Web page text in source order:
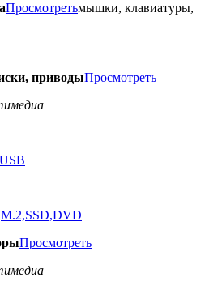
Просмотретьмышки, клавиатуры,
приводыПросмотреть
Просмотреть